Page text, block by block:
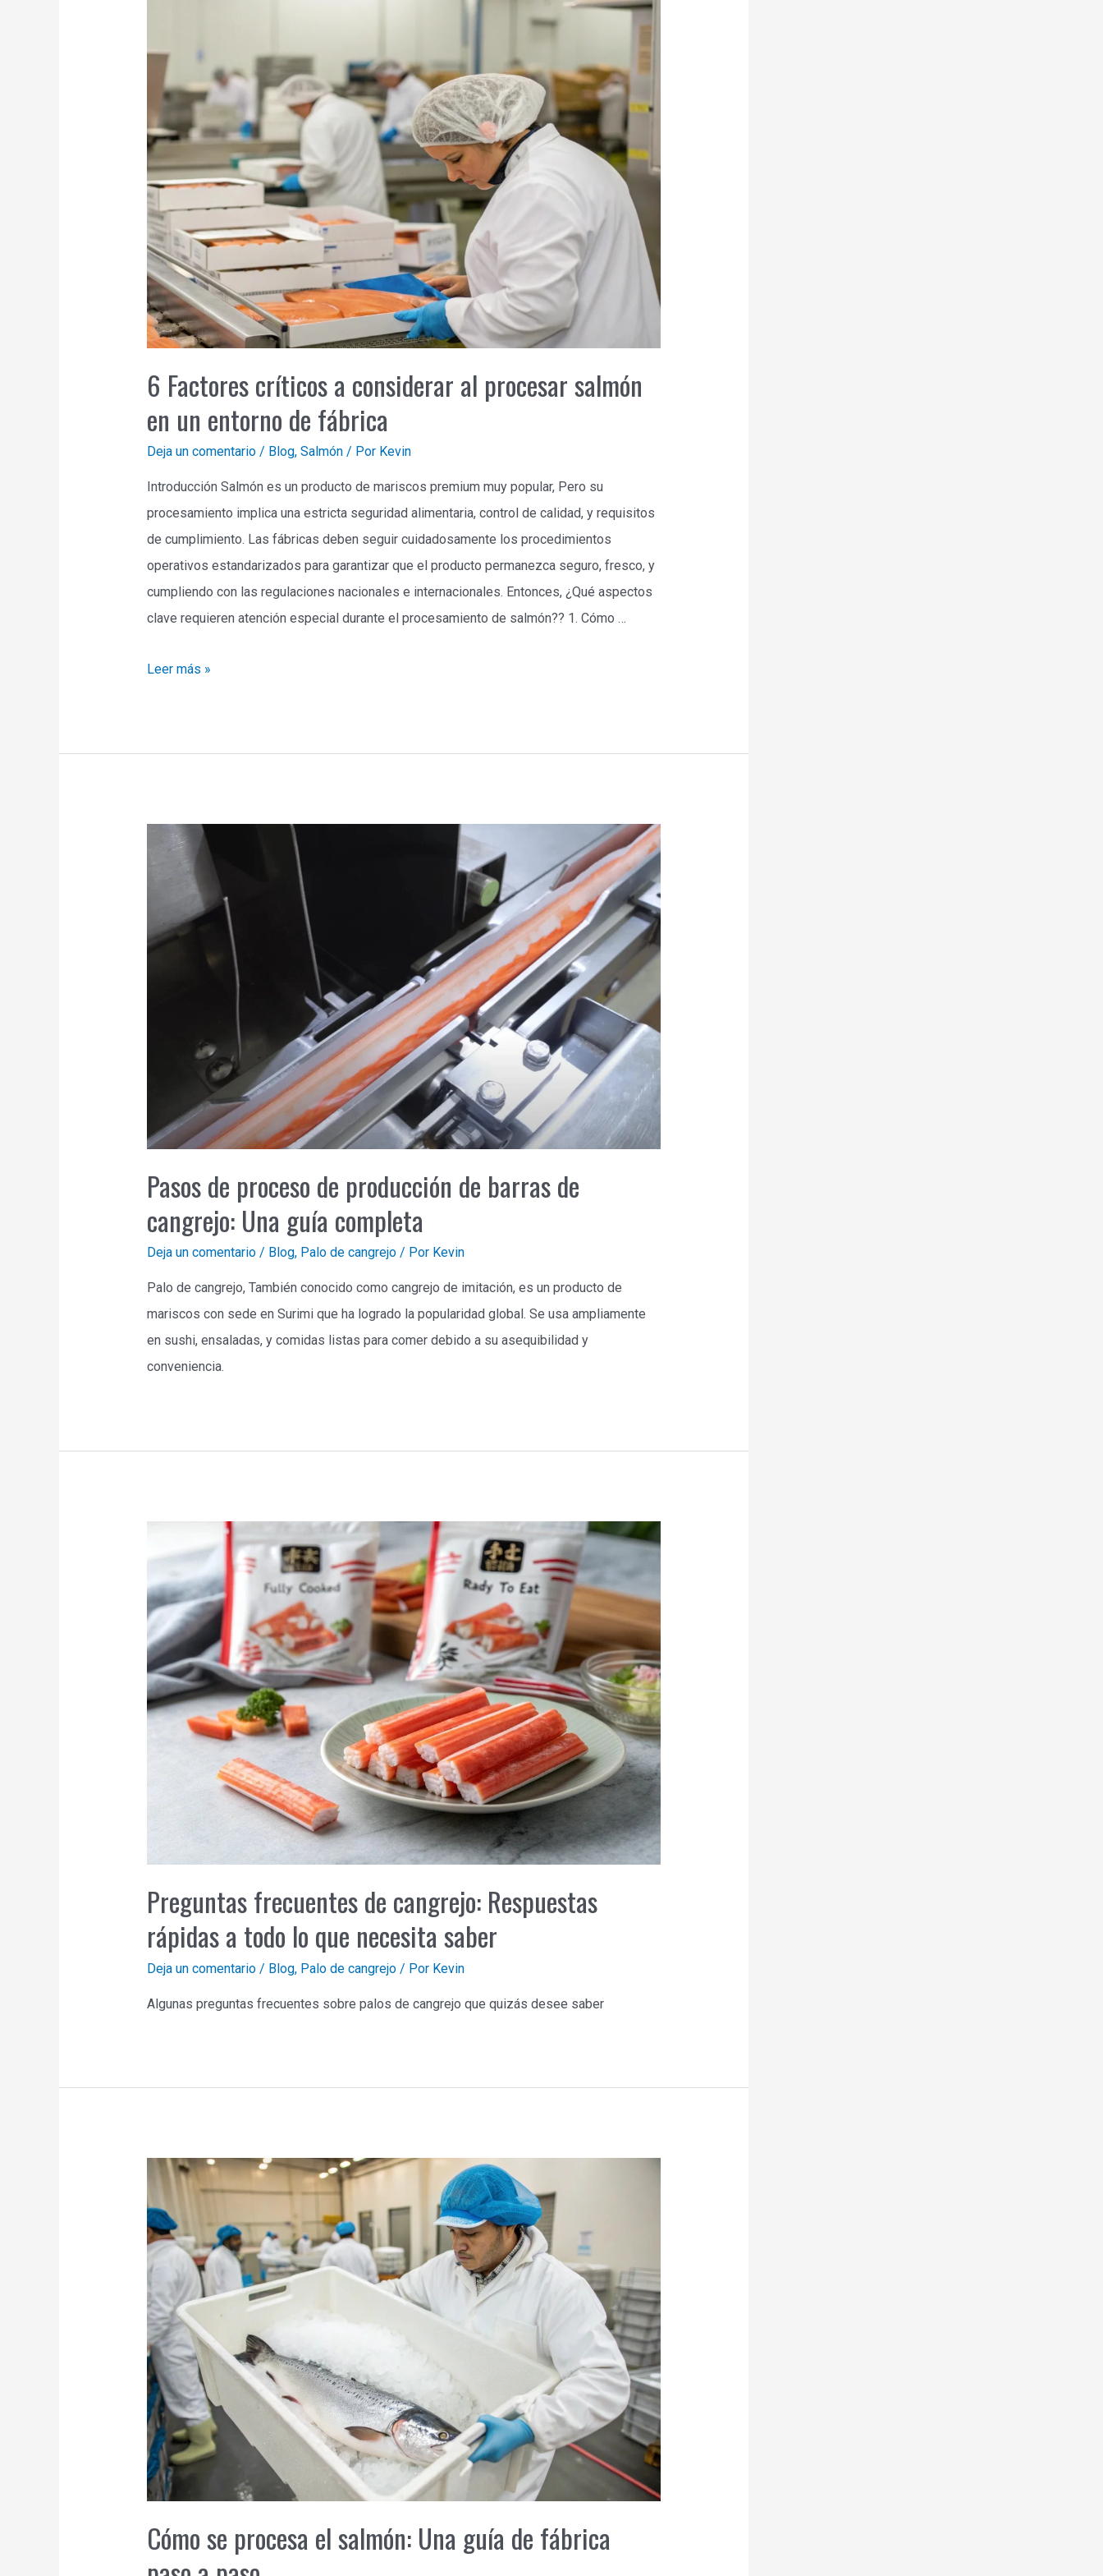
6 Factores críticos a considerar al procesar salmón
en un entorno de fábrica
Deja un comentario / Blog, Salmón/ Por Kevin
Introducción Salmón es un producto de mariscos premium muy popular, Pero su
procesamiento implica una estricta seguridad alimentaria, control de calidad, y requisitos
de cumplimiento. Las fábricas deben seguir cuidadosamente los procedimientos
operativos estandarizados para garantizar que el producto permanezca seguro, fresco, y
cumpliendo con las regulaciones nacionales e internacionales. Entonces, ¿Qué aspectos
clave requieren atención especial durante el procesamiento de salmón?? 1. Cómo …
Leer más »
Pasos de proceso de producción de barras de
cangrejo: Una guía completa
Deja un comentario / Blog, Palo de cangrejo/ Por Kevin
Palo de cangrejo, También conocido como cangrejo de imitación, es un producto de
mariscos con sede en Surimi que ha logrado la popularidad global. Se usa ampliamente
en sushi, ensaladas, y comidas listas para comer debido a su asequibilidad y
conveniencia.
Preguntas frecuentes de cangrejo: Respuestas
rápidas a todo lo que necesita saber
Deja un comentario / Blog, Palo de cangrejo/ Por Kevin
Algunas preguntas frecuentes sobre palos de cangrejo que quizás desee saber
Cómo se procesa el salmón: Una guía de fábrica